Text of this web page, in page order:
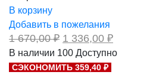
В корзину
Добавить в пожелания
1 670,00₽ Первоначальная
цена
составляла
1
1 336,00 ₽Текущая
1
В наличии 100 Доступно
СЭКОНОМИТЬ 359,40 ₽